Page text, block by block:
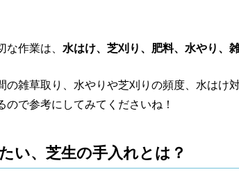
作業は、 水はけ、芝刈り、肥料、水やり、
の雑草取り、水やりや芝刈りの頻度、水はけ
ので参考にしてみてくださいね！
い、芝生の手入れとは？